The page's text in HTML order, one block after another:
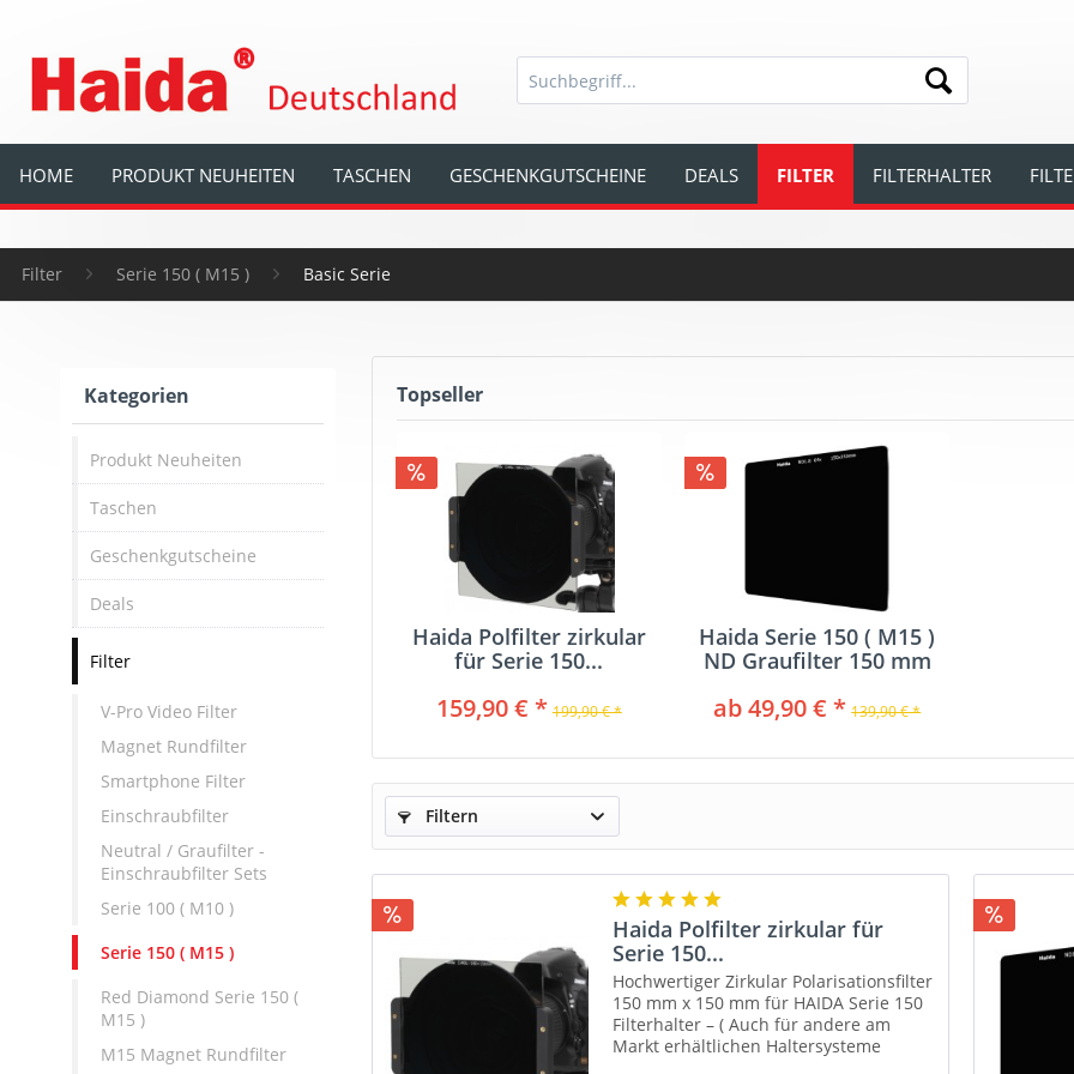
HOME PRODUKT NEUHEITEN TASCHEN GESCHENKGUTSCHEINE DEALS FILTER FILTERHALTER
Filter Serie 150 ( M15 ) Basic Serie
Kategorien
Produkt Neuheiten
Taschen
Geschenkgutscheine
Deals
Filter
V-Pro Video Filter
Magnet Rundfilter
Smartphone Filter
Einschraubfilter
Neutral / Graufilter -
Einschraubfilter Sets
Serie 100 ( M10 )
Serie 150 ( M15 )
Red Diamond Serie 150 (
M15 )
M15 Magnet Rundfilter
Topseller
Haida Polfilter zirkular
für Serie 150...
159,90 € * 199,90 € *
Haida Serie 150 ( M15 )
ND Graufilter 150 mm
ab 49,90 € * 139,90 € *
Filtern
Haida Polfilter zirkular für
Serie 150...
Hochwertiger Zirkular Polarisationsfilter
150 mm x 150 mm für HAIDA Serie 150
Filterhalter – ( Auch für andere am
Markt erhältlichen Haltersysteme